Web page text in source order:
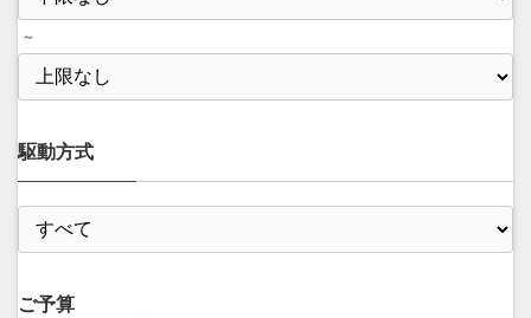
～
駆動方式
ご予算